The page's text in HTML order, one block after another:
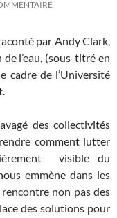
par Andy Clark,
l’eau, (sous-titré en
cadre de l’Université
des collectivités
comment lutter
visible du
emmène dans les
rencontre non pas des
des solutions pour